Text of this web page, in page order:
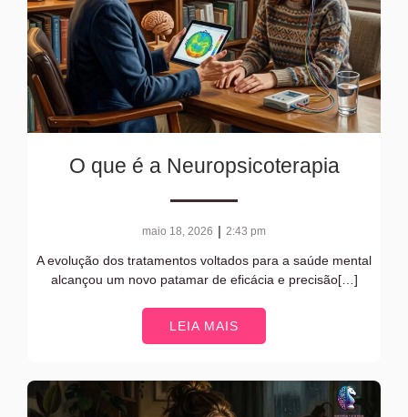
O que é a Neuropsicoterapia
maio 18, 2026 | 2:43 pm
A evolução dos tratamentos voltados para a saúde mental
alcançou um novo patamar de eficácia e precisão[…]
LEIA MAIS